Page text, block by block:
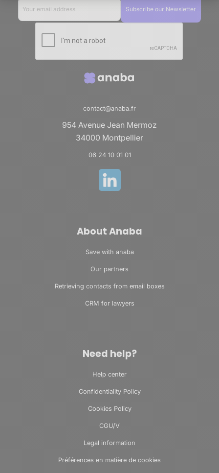
Axeptio consent
Plateforme de Gestion du Consentement :
Notre plateforme vous permet d'adapter et de gérer
contact@anaba.fr
954 Avenue Jean Mermoz
34000 Montpellier
06 24 10 01 01
About Anaba
Save with anaba
Our partners
Retrieving contacts from email boxes
CRM for lawyers
Need help?
Help center
Confidentiality Policy
Cookies Policy
CGU/V
Legal information
Préférences en matière de cookies